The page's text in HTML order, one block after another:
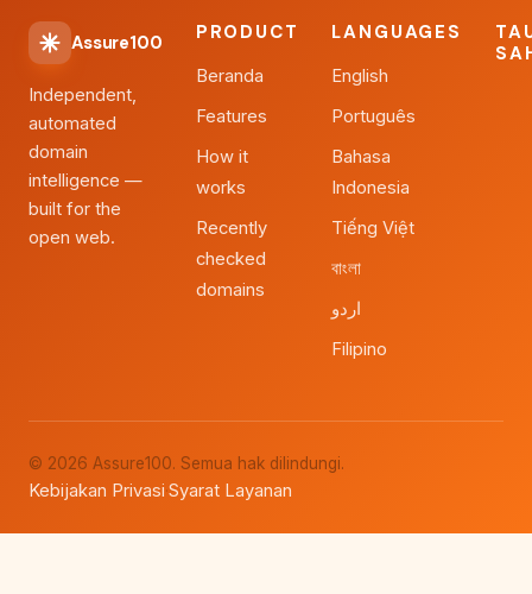
Assure100
Independent,
automated
domain
intelligence —
built for the
open web.
PRODUCT
Beranda
Features
How it
works
Recently
checked
domains
LANGUAGES
English
Português
Bahasa
Indonesia
Tiếng Việt
বাংলা
اردو
Filipino
© 2026 Assure100. Semua hak dilindungi.
Kebijakan Privasi·Syarat Layanan